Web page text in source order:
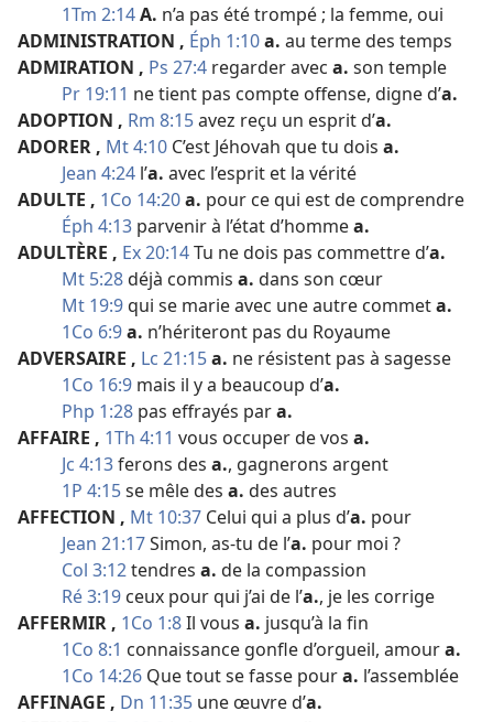
1Tm 2:14A. n’a pas été trompé ; la femme, oui
ADMINISTRATION , Éph 1:10a. au terme des temps
ADMIRATION , Ps 27:4 regarder avec a. son temple
Pr 19:11 ne tient pas compte offense, digne d’a.
ADOPTION , Rm 8:15avez reçu un esprit d’a.
ADORER , Mt 4:10 C’est Jéhovah que tu dois a.
Jean 4:24 l’a. avec l’esprit et la vérité
ADULTE , 1Co 14:20a. pour ce qui est de comprendre
Éph 4:13 parvenir à l’état d’hommea.
ADULTÈRE , Ex 20:14Tu ne dois pas commettre d’a.
Mt 5:28déjà commis a. dans son cœur
Mt 19:9qui se marie avec une autre commeta.
1Co 6:9a. n’hériteront pas du Royaume
ADVERSAIRE , Lc 21:15a. ne résistent pas à sagesse
1Co 16:9 mais il y a beaucoup d’a.
Php 1:28 pas effrayés para.
AFFAIRE , 1Th 4:11 vous occuper de vos a.
Jc 4:13ferons des a., gagnerons argent
1P 4:15se mêle des a. des autres
AFFECTION , Mt 10:37 Celui qui a plus d’a. pour
Jean 21:17Simon, as-​tu de l’a. pour moi ?
Col 3:12tendres a. de la compassion
Ré 3:19 ceux pour qui j’ai de l’a., je les corrige
AFFERMIR , 1Co 1:8Il vous a. jusqu’à la fin
1Co 8:1 connaissance gonfle d’orgueil, amoura.
1Co 14:26 Que tout se fasse poura. l’assemblée
AFFINAGE , Dn 11:35 une œuvre d’a.